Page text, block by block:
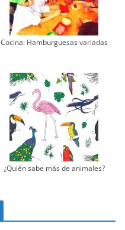
Cocina: Hamburguesas variadas
¿Quién sabe más de animales?